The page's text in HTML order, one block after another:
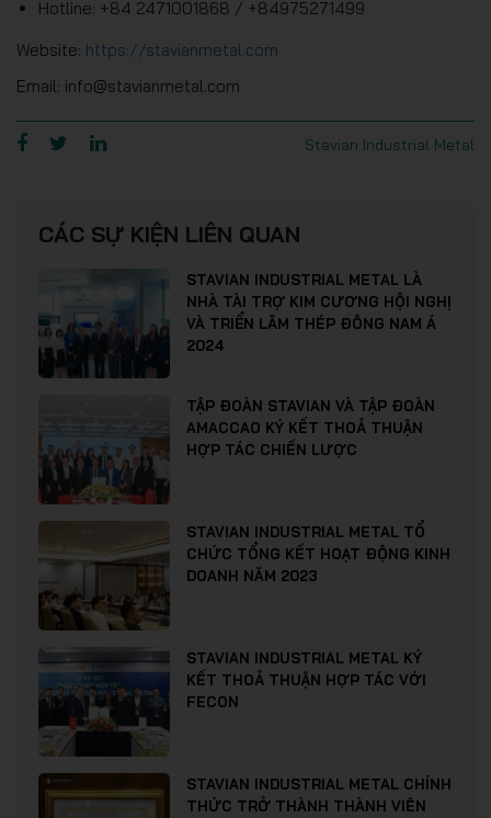
Hotline: +84 2471001868 / +84975271499
Website: https://stavianmetal.com
Email: info@stavianmetal.com
Stavian Industrial Metal
CÁC SỰ KIỆN LIÊN QUAN
STAVIAN INDUSTRIAL METAL LÀ
NHÀ TÀI TRỢ KIM CƯƠNG HỘI NGHỊ
VÀ TRIỂN LÃM THÉP ĐÔNG NAM Á
2024
TẬP ĐOÀN STAVIAN VÀ TẬP ĐOÀN
AMACCAO KÝ KẾT THOẢ THUẬN
HỢP TÁC CHIẾN LƯỢC
STAVIAN INDUSTRIAL METAL TỔ
CHỨC TỔNG KẾT HOẠT ĐỘNG KINH
DOANH NĂM 2023
STAVIAN INDUSTRIAL METAL KÝ
KẾT THOẢ THUẬN HỢP TÁC VỚI
FECON
STAVIAN INDUSTRIAL METAL CHÍNH
THỨC TRỞ THÀNH THÀNH VIÊN